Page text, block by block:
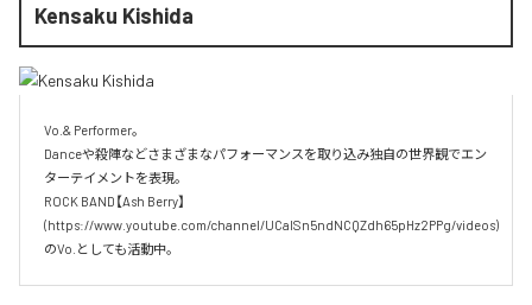
Kensaku Kishida
Vo.& Performer。
Danceや殺陣などさまざまなパフォーマンスを取り込み独自の世界観でエン
ターテイメントを表現。
ROCK BAND【Ash Berry】
(https://www.youtube.com/channel/UCaISn5ndNCQZdh65pHz2PPg/videos)
のVo.としても活動中。